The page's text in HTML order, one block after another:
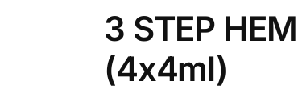
3 STEP
(4x4ml)